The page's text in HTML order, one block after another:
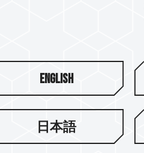
差別? 選購
English
日本語